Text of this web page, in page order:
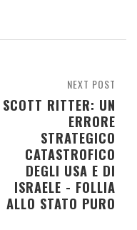
NEXT POST
SCOTT RITTER: UN
ERRORE
STRATEGICO
CATASTROFICO
DEGLI USA E DI
ISRAELE - FOLLIA
ALLO STATO PURO